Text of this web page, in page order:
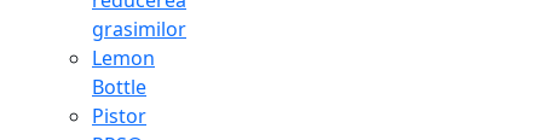
grasimilor
Lemon
Bottle
Pistor